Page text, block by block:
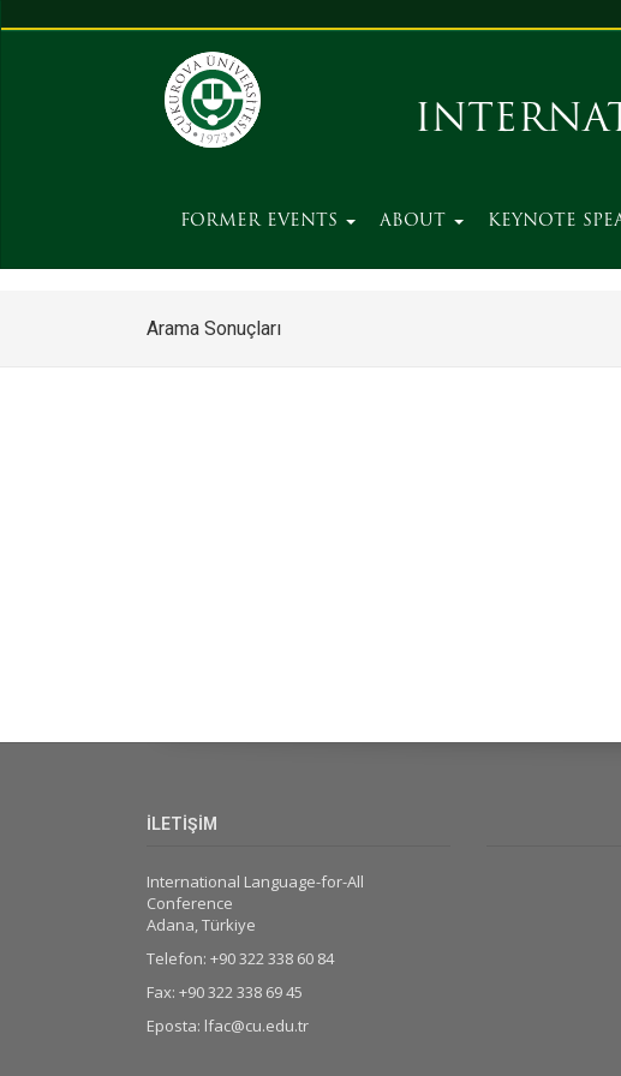
FORMER EVENTS ABOUT KEYNOTE
Arama Sonuçları
İLETİŞİM
International Language-for-All
Conference
Adana, Türkiye
Telefon: +90 322 338 60 84
Fax: +90 322 338 69 45
Eposta: lfac@cu.edu.tr